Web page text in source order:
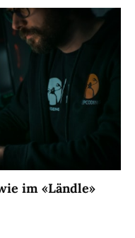
im «Ländle»